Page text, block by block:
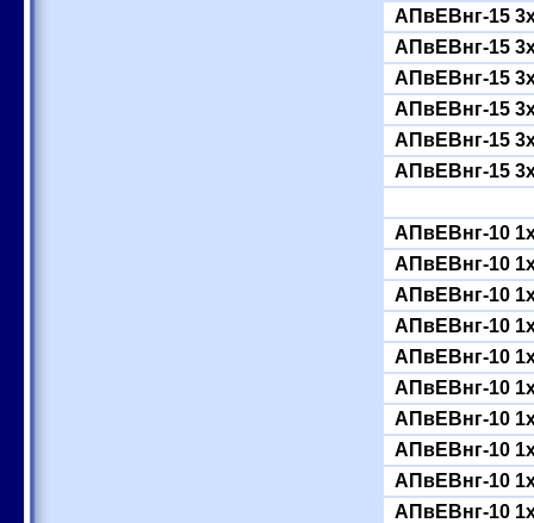
АПвЕВнг-15
АПвЕВнг-15
АПвЕВнг-15
АПвЕВнг-15
АПвЕВнг-15
АПвЕВнг-15
АПвЕВнг-10
АПвЕВнг-10
АПвЕВнг-10
АПвЕВнг-10
АПвЕВнг-10
АПвЕВнг-10
АПвЕВнг-10
АПвЕВнг-10
АПвЕВнг-10
АПвЕВнг-10